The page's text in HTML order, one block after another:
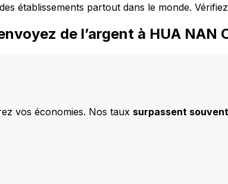
établissements partout dans le monde.
de l’argent à HUA NAN
vos économies. Nos taux surpassent